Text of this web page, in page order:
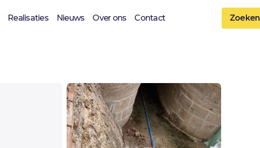
Realisaties Nieuws Over ons Contact Zoeken